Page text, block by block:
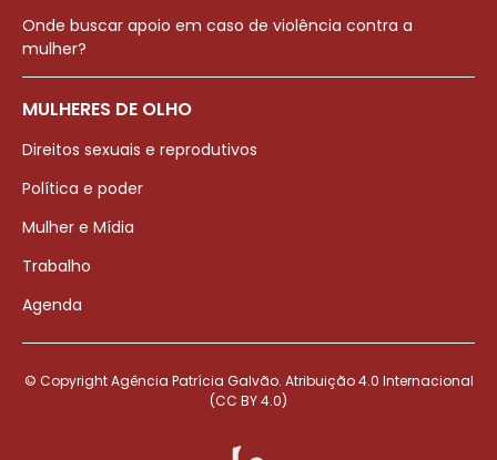
Onde buscar apoio em caso de violência contra a
mulher?
MULHERES DE OLHO
Direitos sexuais e reprodutivos
Política e poder
Mulher e Mídia
Trabalho
Agenda
© Copyright Agência Patrícia Galvão. Atribuição 4.0 Internacional
(CC BY 4.0)